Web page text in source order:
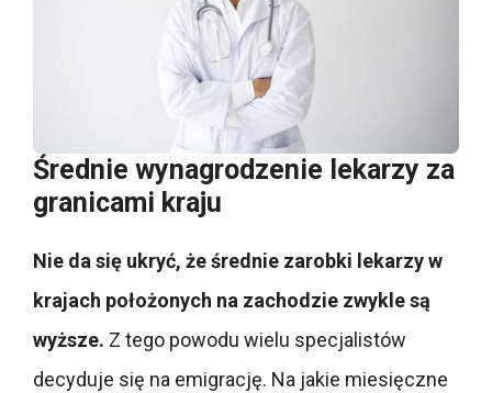
Średnie wynagrodzenie lekarzy za
granicami kraju
Nie da się ukryć, że średnie zarobki lekarzy w
krajach położonych na zachodzie zwykle są
wyższe. Z tego powodu wielu specjalistów
decyduje się na emigrację. Na jakie miesięczne